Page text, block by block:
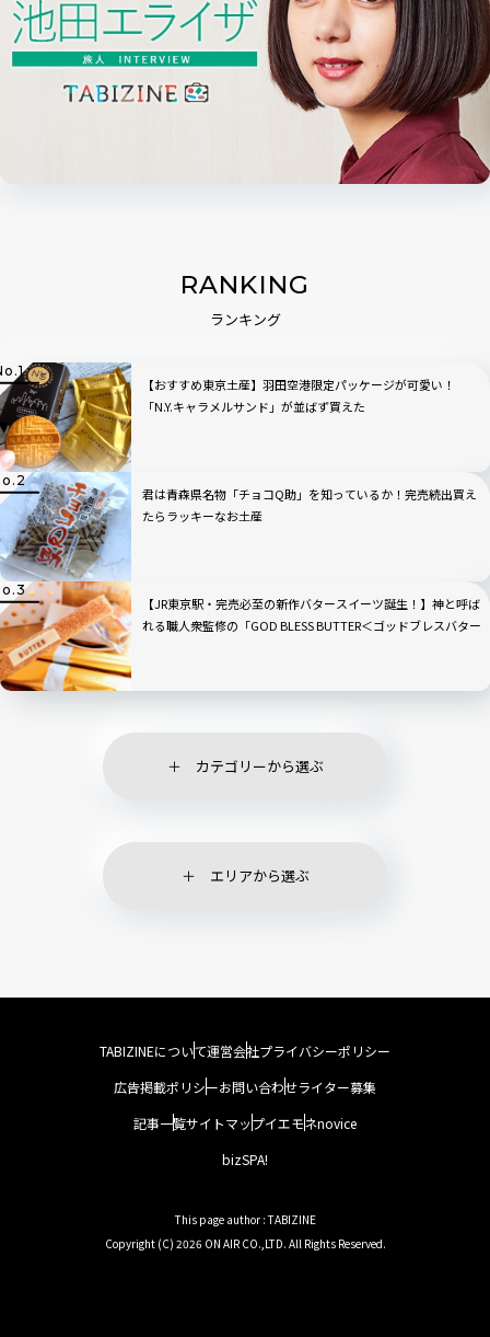
RANKING
ランキング
【おすすめ東京土産】羽田空港限定パッケージが可愛い！
「N.Y.キャラメルサンド」が並ばず買えた
君は青森県名物「チョコQ助」を知っているか！完売続出買え
たらラッキーなお土産
【JR東京駅・完売必至の新作バタースイーツ誕生！】神と呼ば
れる職人衆監修の「GOD BLESS BUTTER＜ゴッドブレスバター
カテゴリーから選ぶ
エリアから選ぶ
TABIZINEについて運営会社プライバシーポリシー
広告掲載ポリシーお問い合わせライター募集
記事一覧サイトマップイエモネnovice
bizSPA!
This page author : TABIZINE
Copyright (C) 2026 ON AIR CO.,LTD. All Rights Reserved.